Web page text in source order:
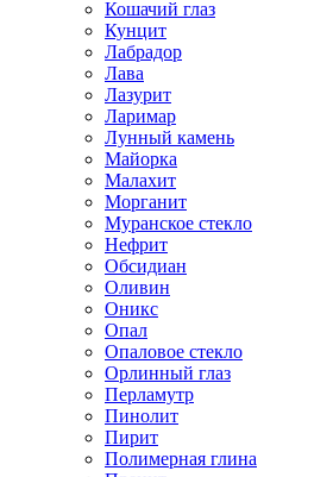
Кошачий глаз
Кунцит
Лабрадор
Лава
Лазурит
Ларимар
Лунный камень
Майорка
Малахит
Морганит
Муранское стекло
Нефрит
Обсидиан
Оливин
Оникс
Опал
Опаловое стекло
Орлинный глаз
Перламутр
Пинолит
Пирит
Полимерная глина